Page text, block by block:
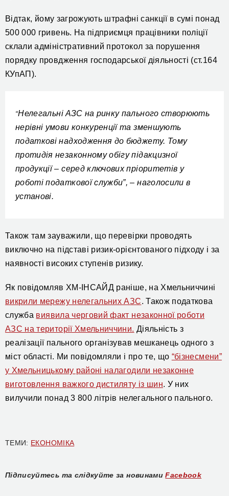
Відтак, йому загрожують штрафні санкції в сумі понад
500 000 гривень. На підприємця працівники поліції
склали адміністративний протокол за порушення
порядку провдження господарської діяльності (ст.164
КУпАП).
“Нелегальні АЗС на ринку пального створюють
нерівні умови конкуренції та зменшують
податкові надходження до бюджету. Тому
протидія незаконному обігу підакцизної
продукції – серед ключових пріоритетів у
роботі податкової служби”, – наголосили в
установі.
Також там зауважили, що перевірки проводять
виключно на підставі ризик-орієнтованого підходу і за
наявності високих ступенів ризику.
Як повідомляв ХМ-ІНСАЙД раніше, на Хмельниччині
викрили мережу нелегальних АЗС. Також податкова
служба виявила черговий факт незаконної роботи
АЗС на території Хмельниччини. Діяльність з
реалізації пального організував мешканець одного з
міст області. Ми повідомляли і про те, що “бізнесмени”
у Хмельницькому районі налагодили незаконне
виготовлення важкого дистиляту із шин. У них
вилучили понад 3 800 літрів нелегального пального.
ТЕМИ: ЕКОНОМІКА
Підписуйтесь та слідкуйте за новинами Facebook